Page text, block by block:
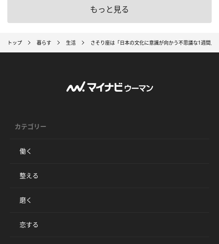
もっと見る
トップ 暮らす 生活 さそり座は「日本の文化に意識が向かう不思議な1週間
カテゴリー
働く
整える
磨く
恋する